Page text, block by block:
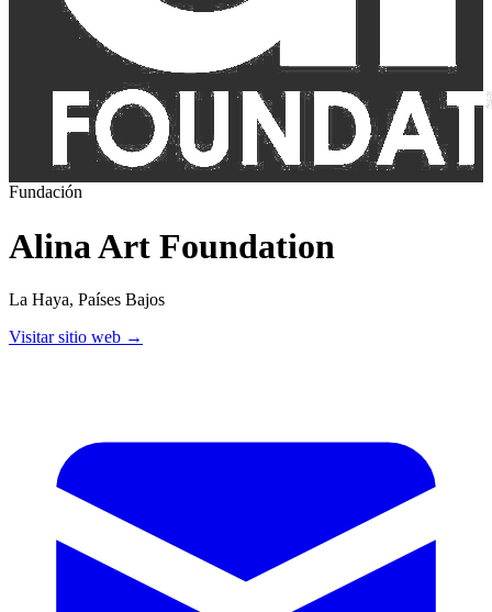
Fundación
Alina Art Foundation
La Haya, Países Bajos
Visitar sitio web →